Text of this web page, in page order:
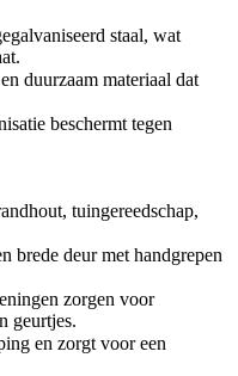
staal, wat
duurzaam materiaal dat
beschermt tegen
tuingereedschap,
brede deur met handgrepen
zorgen voor
geurtjes.
en zorgt voor een